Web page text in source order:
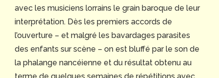
avec les musiciens lorrains le grain baroque de leur
interprétation. Dès les premiers accords de
l’ouverture – et malgré les bavardages parasites
des enfants sur scène – on est bluffé par le son de
la phalange nancéienne et du résultat obtenu au